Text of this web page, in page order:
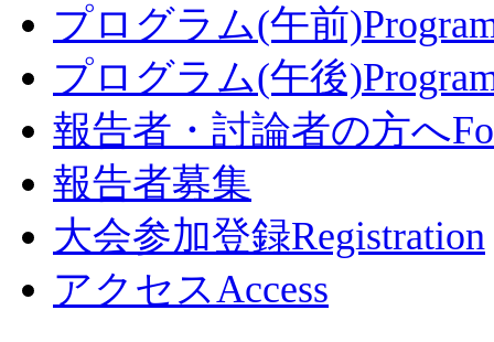
プログラム(午前)
プログラム(午後)
報告者・討論者の方へ
報告者募集
大会参加登録Registration
アクセスAccess